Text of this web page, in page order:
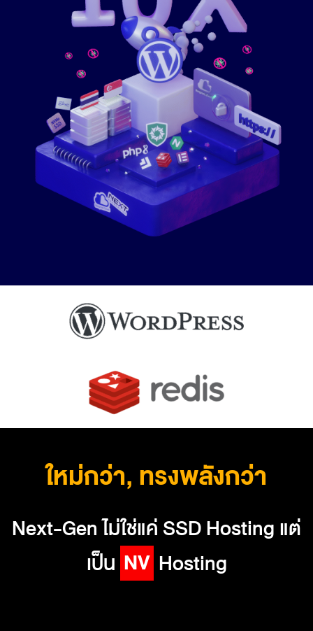
ใหม่กว่า, ทรงพลังกว่า
Next-Gen ไม่ใช่แค่ SSD Hosting แต่
NV MeS SD Hosting